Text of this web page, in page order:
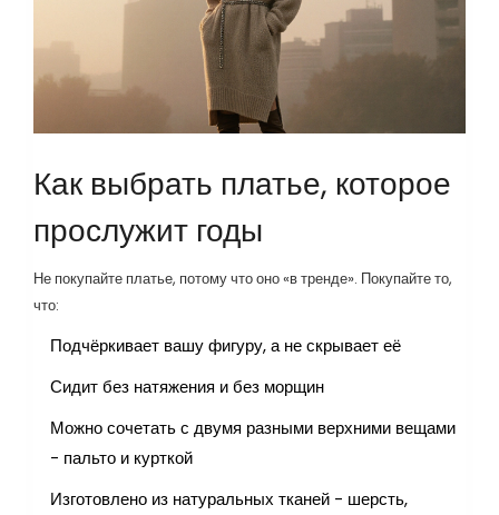
Как выбрать платье, которое
прослужит годы
Не покупайте платье, потому что оно «в тренде». Покупайте то,
что:
Подчёркивает вашу фигуру, а не скрывает её
Сидит без натяжения и без морщин
Можно сочетать с двумя разными верхними вещами
- пальто и курткой
Изготовлено из натуральных тканей - шерсть,